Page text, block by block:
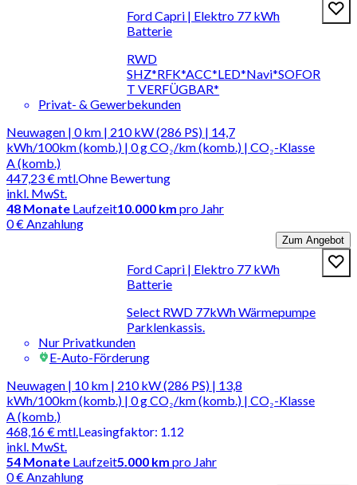
Ford Capri | Elektro 77 kWh
Batterie
RWD
SHZ*RFK*ACC*LED*Navi*SOFOR
T VERFÜGBAR*
Privat- & Gewerbekunden
Neuwagen | 0 km | 210 kW (286 PS) | 14,7
kWh/100km (komb.) | 0 g CO₂/km (komb.) | CO₂-Klasse
A (komb.)
447,23 €mtl.
inkl. MwSt.
Ohne Bewertung
48 Monate Laufzeit10.000 km pro Jahr
0 € Anzahlung
Zum Angebot
Ford Capri | Elektro 77 kWh
Batterie
Select RWD 77kWh Wärmepumpe
Parklenkassis.
Nur Privatkunden
E-Auto-Förderung
Neuwagen | 10 km | 210 kW (286 PS) | 13,8
kWh/100km (komb.) | 0 g CO₂/km (komb.) | CO₂-Klasse
A (komb.)
468,16 €mtl.
inkl. MwSt.
Leasingfaktor: 1.12
54 Monate Laufzeit5.000 km pro Jahr
0 € Anzahlung